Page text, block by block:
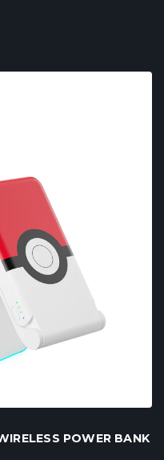
POWER BANK